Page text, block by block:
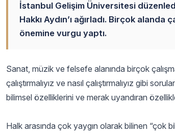
İstanbul Gelişim Üniversitesi
Hakkı Aydın’ı ağırladı. Birçok
önemine vurgu yaptı.
Sanat, müzik ve felsefe alanında birçok
çalıştırmalıyız ve nasıl çalıştırmalıyız gibi
bilimsel özelliklerini ve merak uyandıran
Halk arasında çok yaygın olarak bilinen “çok